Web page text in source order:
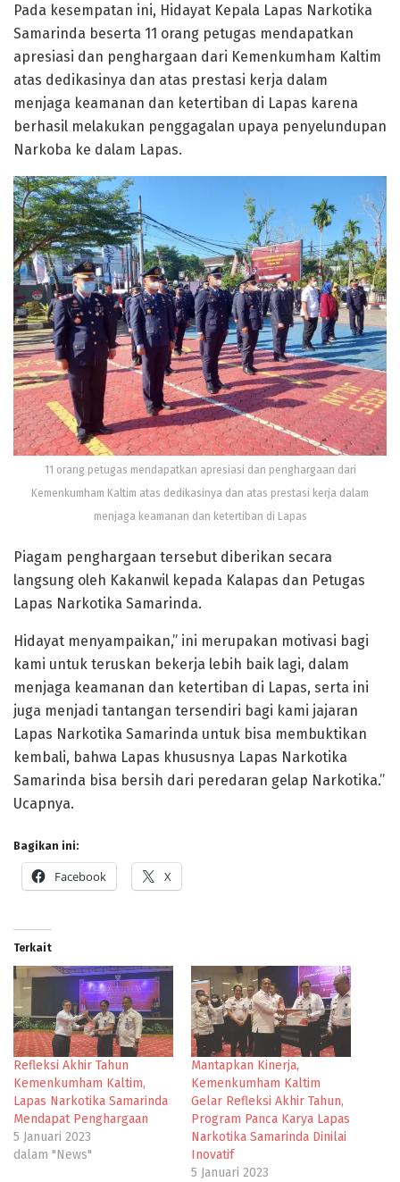
Pada kesempatan ini, Hidayat Kepala Lapas Narkotika
Samarinda beserta 11 orang petugas mendapatkan
apresiasi dan penghargaan dari Kemenkumham Kaltim
atas dedikasinya dan atas prestasi kerja dalam
menjaga keamanan dan ketertiban di Lapas karena
berhasil melakukan penggagalan upaya penyelundupan
Narkoba ke dalam Lapas.
11 orang petugas mendapatkan apresiasi dan penghargaan dari
Kemenkumham Kaltim atas dedikasinya dan atas prestasi kerja dalam
menjaga keamanan dan ketertiban di Lapas
Piagam penghargaan tersebut diberikan secara
langsung oleh Kakanwil kepada Kalapas dan Petugas
Lapas Narkotika Samarinda.
Hidayat menyampaikan,” ini merupakan motivasi bagi
kami untuk teruskan bekerja lebih baik lagi, dalam
menjaga keamanan dan ketertiban di Lapas, serta ini
juga menjadi tantangan tersendiri bagi kami jajaran
Lapas Narkotika Samarinda untuk bisa membuktikan
kembali, bahwa Lapas khususnya Lapas Narkotika
Samarinda bisa bersih dari peredaran gelap Narkotika.”
Ucapnya.
Bagikan ini:
Facebook X
Terkait
Refleksi Akhir Tahun
Kemenkumham Kaltim,
Lapas Narkotika Samarinda
Mendapat Penghargaan
5 Januari 2023
dalam "News"
Mantapkan Kinerja,
Kemenkumham Kaltim
Gelar Refleksi Akhir Tahun,
Program Panca Karya Lapas
Narkotika Samarinda Dinilai
Inovatif
5 Januari 2023